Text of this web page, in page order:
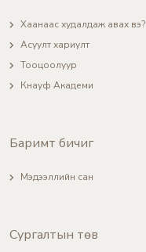
Хаанаас худалдаж авах вэ?
Асуулт хариулт
Тооцоолуур
Кнауф Академи
Баримт бичиг
Мэдээллийн сан
Сургалтын төв